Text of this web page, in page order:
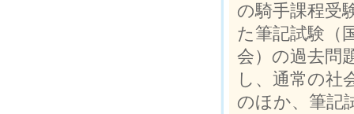
の騎手課程受
た筆記試験（
会）の過去問
し、通常の社
のほか、筆記